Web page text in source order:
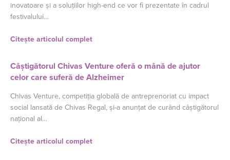
inovatoare și a soluțiilor high-end ce vor fi prezentate în cadrul
festivalului…
Citește articolul complet
Câștigătorul Chivas Venture oferă o mână de ajutor
celor care suferă de Alzheimer
Chivas Venture, competiția globală de antreprenoriat cu impact
social lansată de Chivas Regal, și-a anunțat de curând câștigătorul
național al…
Citește articolul complet